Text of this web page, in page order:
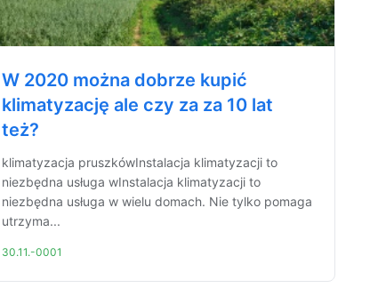
W 2020 można dobrze kupić
klimatyzację ale czy za za 10 lat
też?
klimatyzacja pruszkówInstalacja klimatyzacji to
niezbędna usługa wInstalacja klimatyzacji to
niezbędna usługa w wielu domach. Nie tylko pomaga
utrzyma...
30.11.-0001